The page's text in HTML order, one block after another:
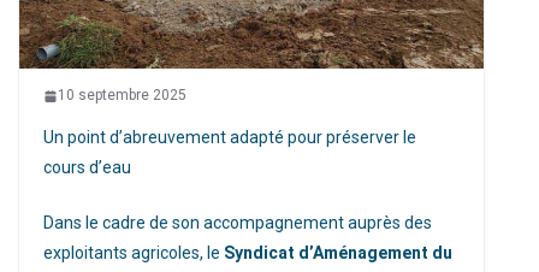
10 septembre 2025
Un point d’abreuvement adapté pour préserver le
cours d’eau
Dans le cadre de son accompagnement auprès des
exploitants agricoles, le Syndicat d’Aménagement du